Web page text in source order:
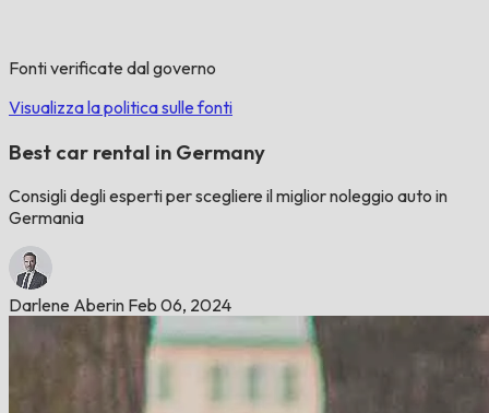
Fonti verificate dal governo
Visualizza la politica sulle fonti
Best car rental in Germany
Consigli degli esperti per scegliere il miglior noleggio auto in
Germania
Darlene Aberin Feb 06, 2024